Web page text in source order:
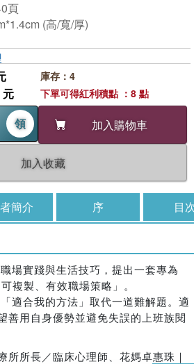
頁
(高/寬/厚)
元
領 加入購物車
加入收藏
庫存：4
下單可得紅利積點 ：8 點
簡介 序 目
場實踐與生活技巧，提出一套專為
複製、有效職場策略」。
適合我的方法」取代一道難解題。適
善用自身優勢並避免失誤的上班族閱
所所長／臨床心理師、花媽卓惠珠｜